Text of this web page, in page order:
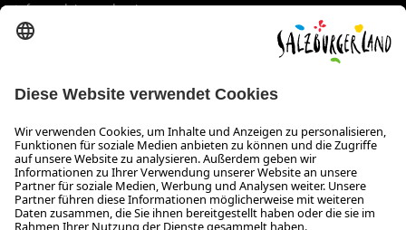
info@salzburgerland.com
Wir freuen uns auf Ihre Anfrage!
Gerne stehen wir Ihnen von Montag bis Donnerstag von 08:00
bis 17:30 Uhr und am Freitag von 08:00 bis 17:00 Uhr zur
Verfügung.